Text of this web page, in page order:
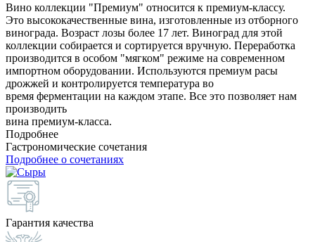
Вино коллекции "Премиум" относится к премиум-классу.
Это высококачественные вина, изготовленные из отборного
винограда. Возраст лозы более 17 лет. Виноград для этой
коллекции собирается и сортируется вручную. Переработка
производится в особом "мягком" режиме на современном
импортном оборудовании. Используются премиум расы
дрожжей и контролируется температура во
время ферментации на каждом этапе. Все это позволяет нам
производить
вина премиум-класса.
Подробнее
Гастрономические сочетания
Подробнее о сочетаниях
Гарантия качества